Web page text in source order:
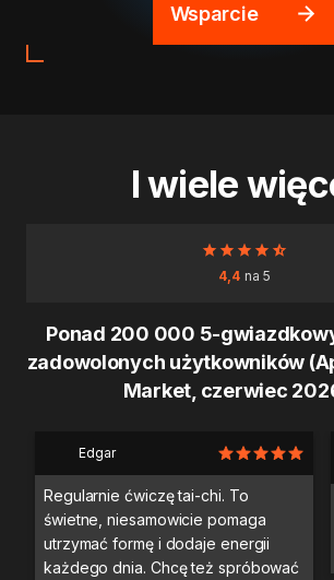
Wsparcie
I wiele
4,4 na 5
Ponad 200 000 5-
zadowolonych użytkowników
Market, czerwiec
Edgar
Regularnie ćwiczę tai-chi. To
świetne, niesamowicie pomaga
utrzymać formę i dodaje energii
każdego dnia. Chcę też spróbować